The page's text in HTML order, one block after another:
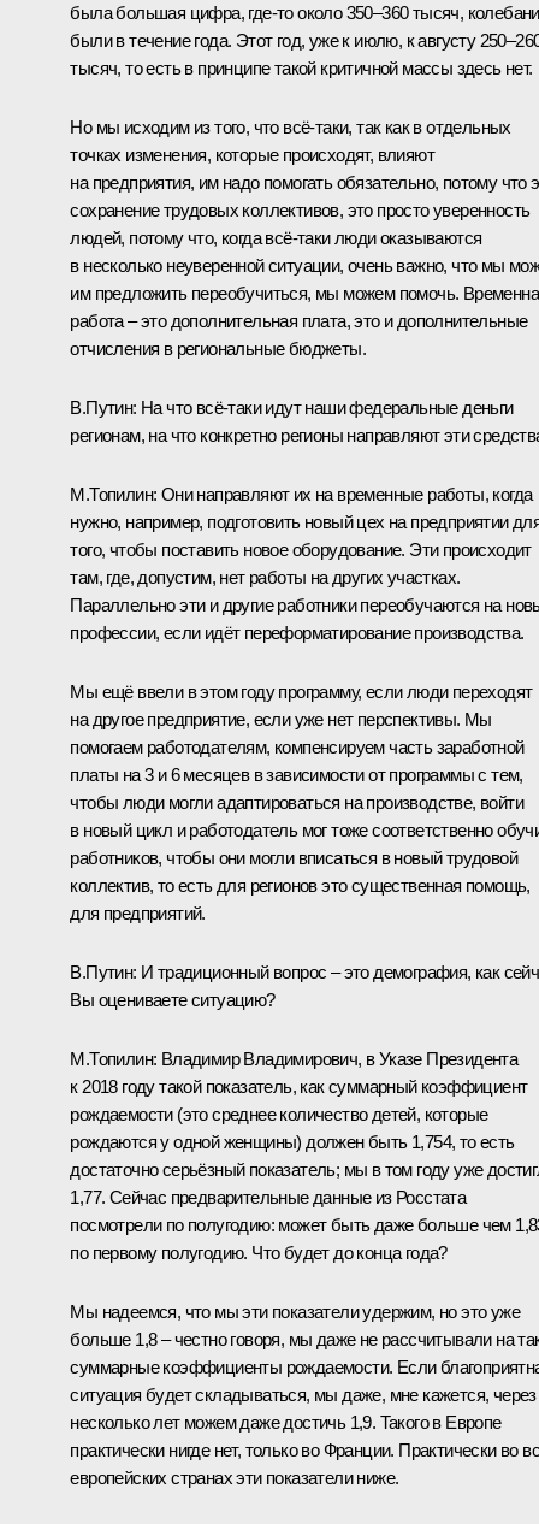
была большая цифра, где‑то около 350–360 тысяч,
были в течение года. Этот год, уже к июлю, к августу
тысяч, то есть в принципе такой критичной массы здесь нет.
Но мы исходим из того, что всё‑таки, так как в отдельных
точках изменения, которые происходят, влияют
на предприятия, им надо помогать обязательно, потому что
сохранение трудовых коллективов, это просто уверенность
людей, потому что, когда всё‑таки люди оказываются
в несколько неуверенной ситуации, очень важно, что мы
им предложить переобучиться, мы можем помочь.
работа – это дополнительная плата, это и дополнительные
отчисления в региональные бюджеты.
В.Путин: На что всё‑таки идут наши федеральные деньги
регионам, на что конкретно регионы направляют эти
М.Топилин: Они направляют их на временные работы, когда
нужно, например, подготовить новый цех на предприятии
того, чтобы поставить новое оборудование. Эти происходит
там, где, допустим, нет работы на других участках.
Параллельно эти и другие работники переобучаются на
профессии, если идёт переформатирование производства.
Мы ещё ввели в этом году программу, если люди переходят
на другое предприятие, если уже нет перспективы. Мы
помогаем работодателям, компенсируем часть заработной
платы на 3 и 6 месяцев в зависимости от программы с тем,
чтобы люди могли адаптироваться на производстве, войти
в новый цикл и работодатель мог тоже соответственно
работников, чтобы они могли вписаться в новый трудовой
коллектив, то есть для регионов это существенная помощь,
для предприятий.
В.Путин: И традиционный вопрос – это демография, как
Вы оцениваете ситуацию?
М.Топилин: Владимир Владимирович, в Указе Президента
к 2018 году такой показатель, как суммарный коэффициент
рождаемости (это среднее количество детей, которые
рождаются у одной женщины) должен быть 1,754, то есть
достаточно серьёзный показатель; мы в том году уже
1,77. Сейчас предварительные данные из Росстата
посмотрели по полугодию: может быть даже больше чем
по первому полугодию. Что будет до конца года?
Мы надеемся, что мы эти показатели удержим, но это уже
больше 1,8 – честно говоря, мы даже не рассчитывали на
суммарные коэффициенты рождаемости. Если
ситуация будет складываться, мы даже, мне кажется, через
несколько лет можем даже достичь 1,9. Такого в Европе
практически нигде нет, только во Франции. Практически во
европейских странах эти показатели ниже.